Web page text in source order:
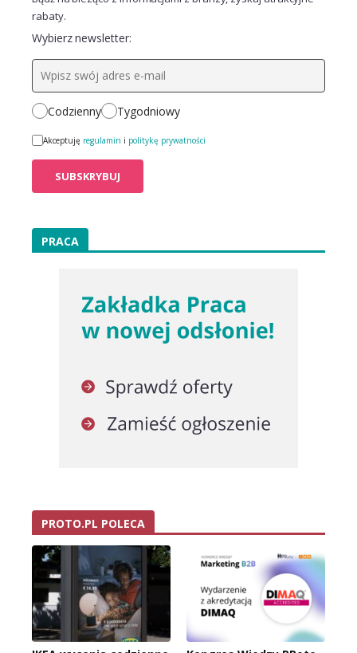
rabaty.
Wybierz newsletter:
Codzienny Tygodniowy
Akceptuję regulamin i politykę prywatności
PRACA
PROTO.PL POLECA